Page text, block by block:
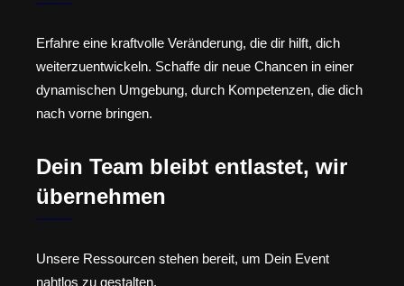
Erfahre eine kraftvolle Veränderung, die dir hilft, dich
weiterzuentwickeln. Schaffe dir neue Chancen in einer
dynamischen Umgebung, durch Kompetenzen, die dich
nach vorne bringen.
Dein Team bleibt entlastet, wir
übernehmen
Unsere Ressourcen stehen bereit, um Dein Event
nahtlos zu gestalten.